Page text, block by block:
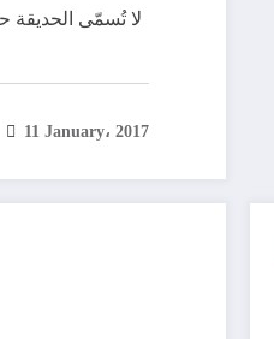
11 January، 2017